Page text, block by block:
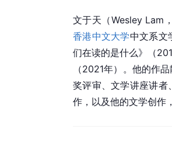
文于天（Wesley Lam
香港中文大学中文系文
们在读的是什么》（
（2021年）。他的作
奖评审、文学讲座讲者
作，以及他的文学创作